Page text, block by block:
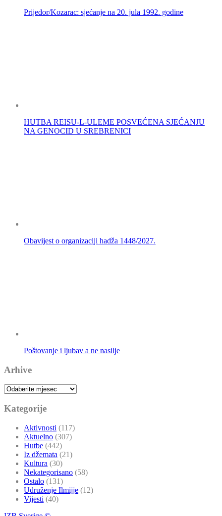
Prijedor/Kozarac: sjećanje na 20. jula 1992. godine
HUTBA REISU-L-ULEME POSVEĆENA SJEĆANJU
NA GENOCID U SREBRENICI
Obavijest o organizaciji hadža 1448/2027.
Poštovanje i ljubav a ne nasilje
Arhive
Arhive
Kategorije
Aktivnosti (117)
Aktuelno (307)
Hutbe (442)
Iz džemata (21)
Kultura (30)
Nekategorisano (58)
Ostalo (131)
Udruženje Ilmijje (12)
Vijesti (40)